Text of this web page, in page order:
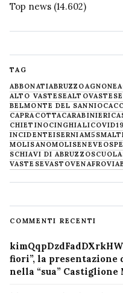
Top news (14.602)
TAG
ABBONATIABRUZZOAGNONE
ALTO VASTESEALTOVASTESE
BELMONTE DEL SANNIO
CAPRACOTTACARABINIERI
CHIETINOCINGHIALI
INCIDENTEISERNIAM5S
MOLISANOMOLISENEVE
SCHIAVI DI ABRUZZOSCUOLA
VASTESEVASTOVENAFRO
COMMENTI RECENTI
fiori”, la
nella “sua”